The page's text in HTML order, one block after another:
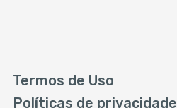
Termos de Uso
Políticas de privacidade